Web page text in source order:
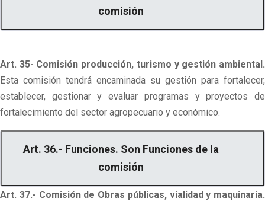
comisión
Art. 35- Comisión producción, turismo y gestión ambiental.
Esta comisión tendrá encaminada su gestión para fortalecer,
establecer, gestionar y evaluar programas y proyectos de
fortalecimiento del sector agropecuario y económico.
Art. 36.- Funciones. Son Funciones de la
comisión
Art. 37.- Comisión de Obras públicas, vialidad y maquinaria.